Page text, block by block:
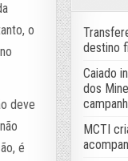
o
deve
é
destino
Caiado
dos
MCTI